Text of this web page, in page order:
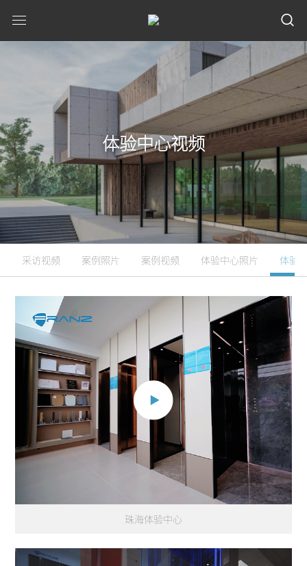
体验中心视频
采访视频 案例照片 案例视频 体验中心照片 体验
珠海体验中心